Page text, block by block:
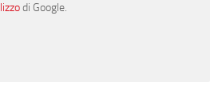
di Google.